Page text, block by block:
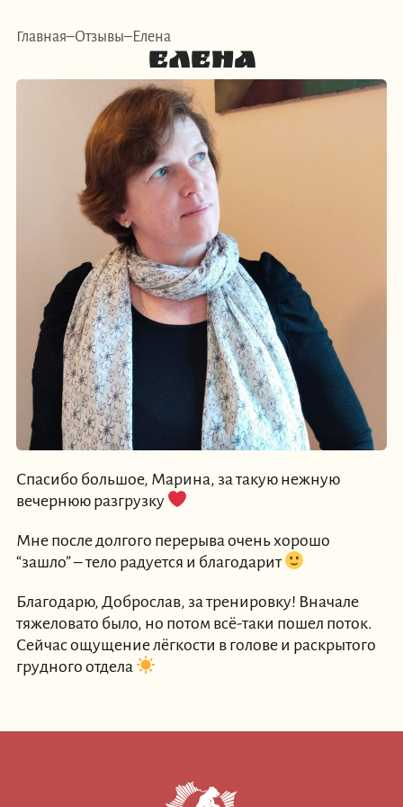
Главная Отзывы Елена
Елена
Спасибо большое, Марина, за такую нежную
вечернюю разгрузку
Мне после долгого перерыва очень хорошо
“зашло” – тело радуется и благодарит
Благодарю, Доброслав, за тренировку! Вначале
тяжеловато было, но потом всё-таки пошел поток.
Сейчас ощущение лёгкости в голове и раскрытого
грудного отдела